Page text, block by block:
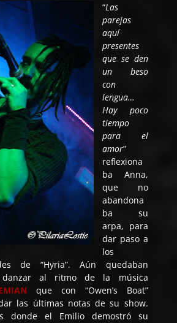
“Las
parejas
aquí
presentes
que se den
un beso
con
lengua…
Hay poco
tiempo
para el
amor”
reflexiona
ba Anna,
que no
abandona
ba su
arpa, para
dar paso a
los
de “Hyria”. Aún quedaban
danzar al ritmo de la música
que con “Owen’s Boat”
las últimas notas de su show.
donde el Emilio demostró su